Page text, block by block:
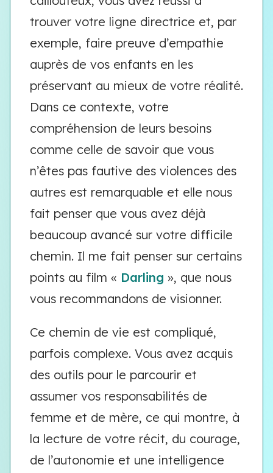
trouver votre ligne directrice et, par
exemple, faire preuve d’empathie
auprès de vos enfants en les
préservant au mieux de votre réalité.
Dans ce contexte, votre
compréhension de leurs besoins
comme celle de savoir que vous
n’êtes pas fautive des violences des
autres est remarquable et elle nous
fait penser que vous avez déjà
beaucoup avancé sur votre difficile
chemin. Il me fait penser sur certains
points au film « Darling », que nous
vous recommandons de visionner.
Ce chemin de vie est compliqué,
parfois complexe. Vous avez acquis
des outils pour le parcourir et
assumer vos responsabilités de
femme et de mère, ce qui montre, à
la lecture de votre récit, du courage,
de l’autonomie et une intelligence